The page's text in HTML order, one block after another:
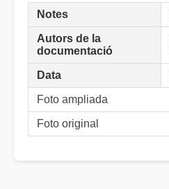
Notes
Autors de la
documentació
Data
Foto ampliada
Foto original